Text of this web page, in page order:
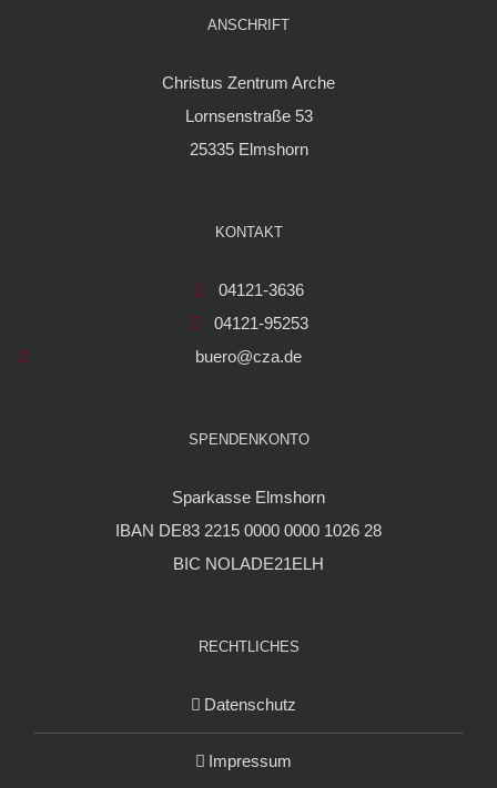
ANSCHRIFT
Christus Zentrum Arche
Lornsenstraße 53
25335 Elmshorn
KONTAKT
04121-3636
04121-95253
buero@cza.de
SPENDENKONTO
Sparkasse Elmshorn
IBAN DE83 2215 0000 0000 1026 28
BIC NOLADE21ELH
RECHTLICHES
Datenschutz
Impressum